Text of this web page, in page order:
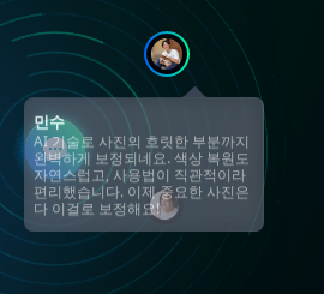
AI 기술을 탑재해 클릭 몇 번으로
동영상을 고화질로 변환할 수 있네
요. 화질 뿐만 아니라 색상 보정과
손떨림 보정까지 자동으로 진행되
서 도움이 많이 되었습니다. 초보자
도 쉽게 다룰 수 있어서 강추해요~